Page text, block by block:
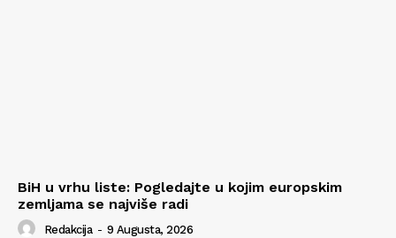
BiH u vrhu liste: Pogledajte u kojim europskim
zemljama se najviše radi
Redakcija - 9 Augusta, 2026